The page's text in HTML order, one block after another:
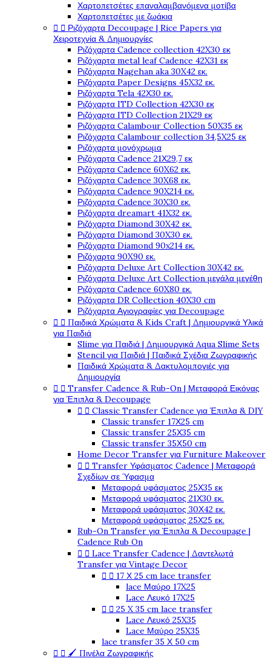
Χαρτοπετσέτες επαναλαμβανόμενα μοτίβα
Χαρτοπετσέτες με ζωάκια
  Ριζόχαρτα Decoupage | Rice Papers για
Χειροτεχνία & Δημιουργίες
Ριζόχαρτα Cadence collection 42X30 εκ
Ριζόχαρτα metal leaf Cadence 42X31 εκ
Ριζόχαρτα Nagehan aka 30X42 εκ.
Ριζόχαρτα Paper Designs 45X32 εκ.
Ριζόχαρτα Tela 42Χ30 εκ.
Ριζόχαρτα ITD Collection 42X30 εκ
Ριζόχαρτα ITD Collection 21X29 εκ
Ριζόχαρτα Calambour Collection 50X35 εκ
Ριζόχαρτα Calambour collection 34,5X25 εκ
Ριζόχαρτα μονόχρωμα
Ριζόχαρτα Cadence 21Χ29,7 εκ
Ριζόχαρτα Cadence 60X62 εκ.
Ριζόχαρτα Cadence 30X68 εκ.
Ριζόχαρτα Cadence 90X214 εκ.
Ριζόχαρτα Cadence 30X30 εκ.
Ριζόχαρτα dreamart 41X32 εκ.
Ριζόχαρτα Diamond 30X42 εκ.
Ριζόχαρτα Diamond 30X30 εκ.
Ριζόχαρτα Diamond 90x214 εκ.
Ριζόχαρτα 90X90 εκ.
Ριζόχαρτα Deluxe Art Collection 30X42 εκ.
Ριζόχαρτα Deluxe Art Collection μεγάλα μεγέθη
Ριζόχαρτα Cadence 60X80 εκ.
Ριζόχαρτα DR Collection 40X30 cm
Ριζόχαρτα Αγιογραφίες για Decoupage
  Παιδικά Χρώματα & Kids Craft | Δημιουργικά Υλικά
για Παιδιά
Slime για Παιδιά | Δημιουργικά Aqua Slime Sets
Stencil για Παιδιά | Παιδικά Σχέδια Ζωγραφικής
Παιδικά Χρώματα & Δακτυλομπογιές για
Δημιουργία
  Transfer Cadence & Rub-On | Μεταφορά Εικόνας
για Έπιπλα & Decoupage
  Classic Transfer Cadence για Έπιπλα & DIY
Classic transfer 17Χ25 cm
Classic transfer 25Χ35 cm
Classic transfer 35Χ50 cm
Home Decor Transfer για Furniture Makeover
  Transfer Υφάσματος Cadence | Μεταφορά
Σχεδίων σε Ύφασμα
Μεταφορά υφάσματος 25Χ35 εκ
Μεταφορά υφάσματος 21Χ30 εκ.
Μεταφορά υφάσματος 30Χ42 εκ.
Μεταφορά υφάσματος 25Χ25 εκ.
Rub-On Transfer για Έπιπλα & Decoupage |
Cadence Rub On
  Lace Transfer Cadence | Δαντελωτά
Transfer για Vintage Decor
  17 Χ 25 cm lace transfer
lace Μαύρο 17X25
Lace Λευκό 17X25
  25 X 35 cm lace transfer
Lace Λευκό 25X35
Lace Μαύρο 25X35
lace transfer 35 Χ 50 cm
  🖌️ Πινέλα Ζωγραφικής